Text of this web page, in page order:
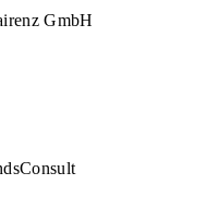
GmbH